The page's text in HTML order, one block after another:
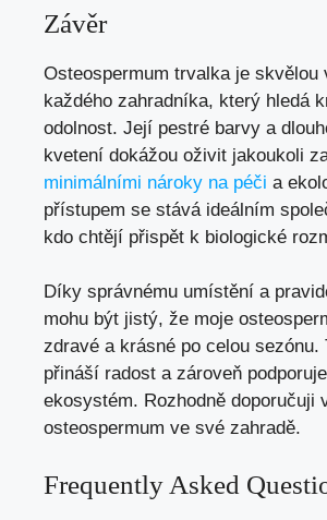
Závěr
Osteospermum trvalka je skvělou
každého zahradníka, který hledá
odolnost. Její pestré barvy a
kvetení dokážou oživit jakoukoli
minimálními nároky na péči a
přístupem se stává ideálním
kdo chtějí přispět k biologické
Díky správnému umístění a
mohu být jistý, že moje
zdravé a krásné po celou sezónu.
přináší radost a zároveň
ekosystém. Rozhodně doporučuji
osteospermum ve své zahradě.
Frequently Asked